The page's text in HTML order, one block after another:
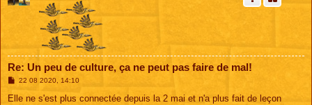
Re: Un peu de culture, ça ne peut pas faire de mal!
M
s
22 08 2020, 14:10
Elle ne s'est plus connectée depuis la 2 mai et n'a plus fait de leçon